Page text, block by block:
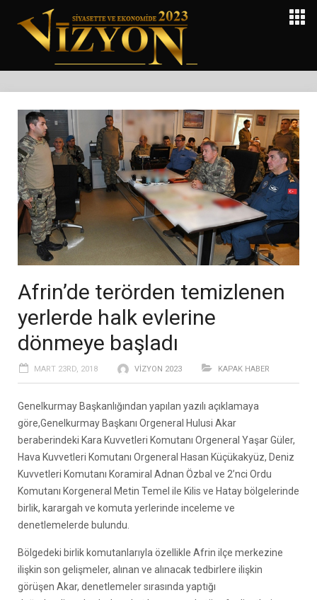
Afrin’de terörden temizlenen
yerlerde halk evlerine
dönmeye başladı
MART 23RD, 2018 VIZYON 2023 KAPAK HABER
Genelkurmay Başkanlığından yapılan yazılı açıklamaya
göre,Genelkurmay Başkanı Orgeneral Hulusi Akar
beraberindeki Kara Kuvvetleri Komutanı Orgeneral Yaşar Güler,
Hava Kuvvetleri Komutanı Orgeneral Hasan Küçükakyüz, Deniz
Kuvvetleri Komutanı Koramiral Adnan Özbal ve 2’nci Ordu
Komutanı Korgeneral Metin Temel ile Kilis ve Hatay bölgelerinde
birlik, karargah ve komuta yerlerinde inceleme ve
denetlemelerde bulundu.
Bölgedeki birlik komutanlarıyla özellikle Afrin ilçe merkezine
ilişkin son gelişmeler, alınan ve alınacak tedbirlere ilişkin
görüşen Akar, denetlemeler sırasında yaptığı